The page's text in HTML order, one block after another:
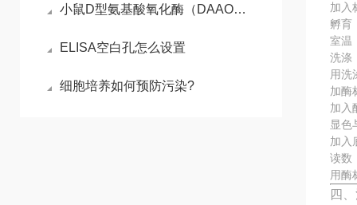
小鼠D型氨基酸氧化酶（DAAO）ELISA试剂盒参考说明书
ELISA空白孔怎么设置
细胞培养如何预防污染?
加入
孵育
室温
洗涤
用洗
加酶
加入
显色
加入
读数
用酶
四